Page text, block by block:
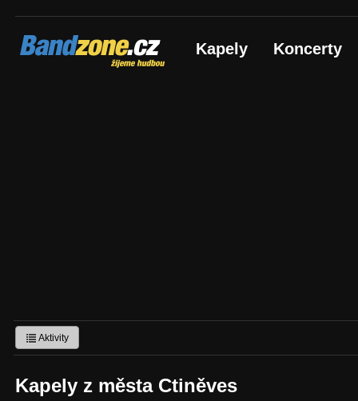
Bandzone.cz
žijeme hudbou Kapely Koncerty
Aktivity
Kapely z města Ctiněves